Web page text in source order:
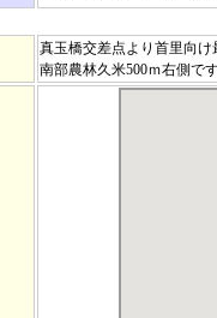
真玉橋交差点より首里向け
南部農林久米500ｍ右側で